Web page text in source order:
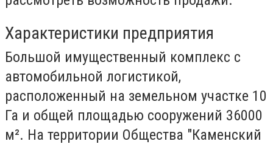
Характеристики предприятия
Большой имущественный комплекс с
автомобильной логистикой,
расположенный на земельном участке 10
Га и общей площадью сооружений 36000
м². На территории Общества "Каменский